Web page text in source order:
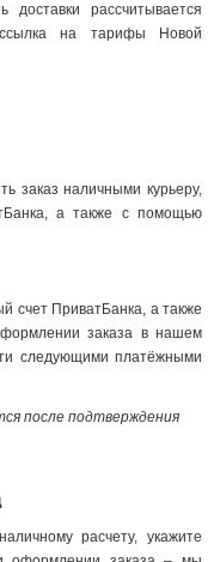
рассчитывается
ссылка на тарифы Новой
заказ наличными курьеру,
а также с помощью
счет ПриватБанка, а также
заказа в нашем
следующими платёжными
после подтверждения
расчету, укажите